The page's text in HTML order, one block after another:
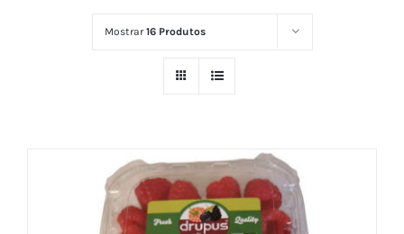
Mostrar16 Produtos